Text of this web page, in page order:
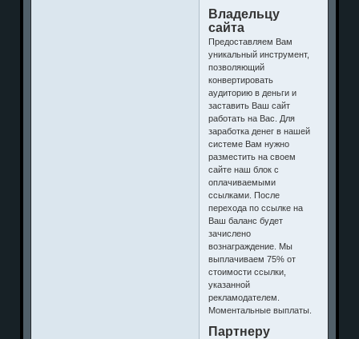
Владельцу
сайта
Предоставляем Вам
уникальный инструмент,
позволяющий
конвертировать
аудиторию в деньги и
заставить Ваш сайт
работать на Вас. Для
заработка денег в нашей
системе Вам нужно
разместить на своем
сайте наш блок с
оплачиваемыми
ссылками. После
перехода по ссылке на
Ваш баланс будет
зачислено
вознаграждение. Мы
выплачиваем 75% от
стоимости ссылки,
указанной
рекламодателем.
Моментальные выплаты.
Партнеру